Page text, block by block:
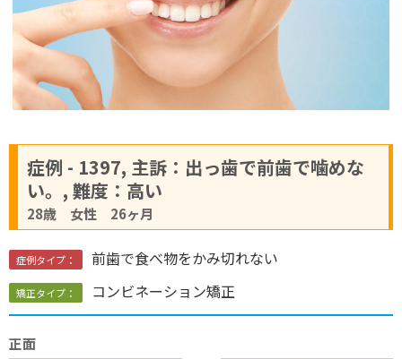
症例 - 1397, 主訴：出っ歯で前歯で噛めな
い。, 難度：高い
28歳 女性 26ヶ月
症例タイプ： 前歯で食べ物をかみ切れない
矯正タイプ： コンビネーション矯正
正面